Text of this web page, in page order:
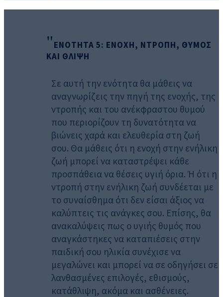
ΕΝΟΤΗΤΑ 5: ΕΝΟΧΗ, ΝΤΡΟΠΗ, ΘΥΜΟΣ
ΚΑΙ ΘΛΙΨΗ
Σε αυτή την ενότητα θα μάθεις να
αναγνωρίζεις την πηγή της ενοχής, της
ντροπής και του ανέκφραστου θυμού
που περιορίζουν τη δυνατότητα να
βιώνεις χαρά και ελευθερία στη ζωή
σου. Θα μάθεις ότι η ενοχή στην ενήλικη
ζωή μπορεί να καταστρέψει κάθε
προσπάθεια να θέσεις υγιή όρια. Ή ότι η
ντροπή στην ενήλικη ζωή συνδέεται με
το συναίσθημα ότι δεν είσαι άξιος να
καλύπτεις τις ανάγκες σου. Επίσης, θα
ανακαλύψεις πως ο υγιής θυμός που
αναγκάστηκες να καταπιέσεις στην
παιδική σου ηλικία συνέχισε να
μεγαλώνει και μπορεί να σε οδηγήσει σε
λανθασμένες επιλογές, εθισμούς,
κατάθλιψη, ακόμα και ασθένειες.